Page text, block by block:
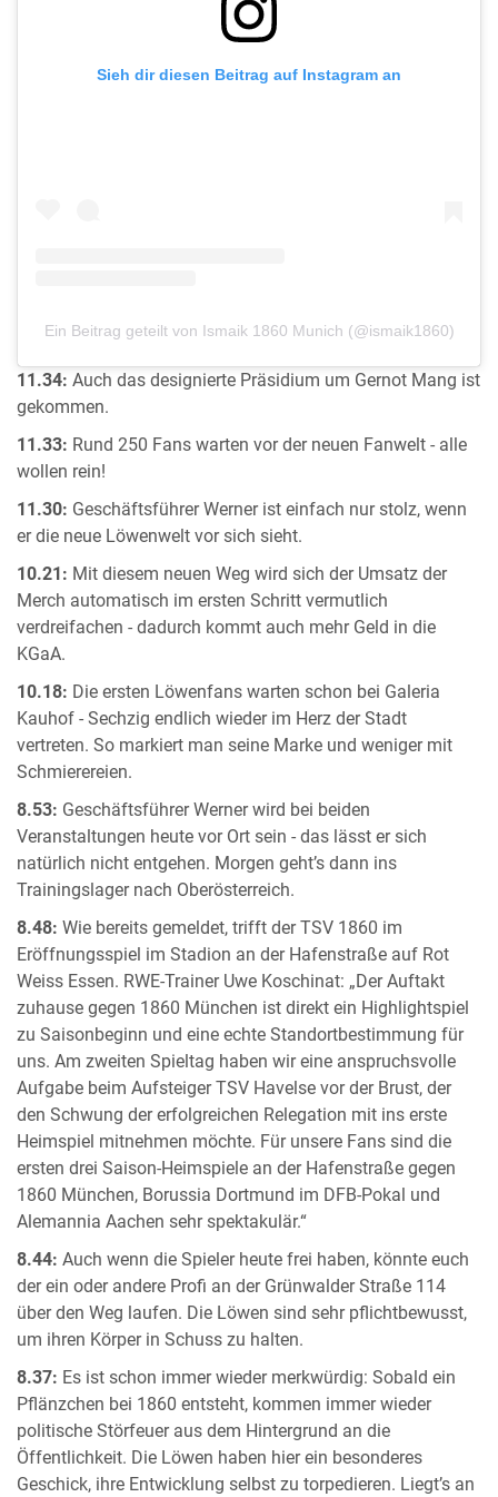
Sieh dir diesen Beitrag auf Instagram an
Ein Beitrag geteilt von Ismaik 1860 Munich (@ismaik1860)
11.34: Auch das designierte Präsidium um Gernot Mang ist
gekommen.
11.33: Rund 250 Fans warten vor der neuen Fanwelt - alle
wollen rein!
11.30: Geschäftsführer Werner ist einfach nur stolz, wenn
er die neue Löwenwelt vor sich sieht.
10.21: Mit diesem neuen Weg wird sich der Umsatz der
Merch automatisch im ersten Schritt vermutlich
verdreifachen - dadurch kommt auch mehr Geld in die
KGaA.
10.18: Die ersten Löwenfans warten schon bei Galeria
Kauhof - Sechzig endlich wieder im Herz der Stadt
vertreten. So markiert man seine Marke und weniger mit
Schmierereien.
8.53: Geschäftsführer Werner wird bei beiden
Veranstaltungen heute vor Ort sein - das lässt er sich
natürlich nicht entgehen. Morgen geht’s dann ins
Trainingslager nach Oberösterreich.
8.48: Wie bereits gemeldet, trifft der TSV 1860 im
Eröffnungsspiel im Stadion an der Hafenstraße auf Rot
Weiss Essen. RWE-Trainer Uwe Koschinat: „Der Auftakt
zuhause gegen 1860 München ist direkt ein Highlightspiel
zu Saisonbeginn und eine echte Standortbestimmung für
uns. Am zweiten Spieltag haben wir eine anspruchsvolle
Aufgabe beim Aufsteiger TSV Havelse vor der Brust, der
den Schwung der erfolgreichen Relegation mit ins erste
Heimspiel mitnehmen möchte. Für unsere Fans sind die
ersten drei Saison-Heimspiele an der Hafenstraße gegen
1860 München, Borussia Dortmund im DFB-Pokal und
Alemannia Aachen sehr spektakulär.“
8.44: Auch wenn die Spieler heute frei haben, könnte euch
der ein oder andere Profi an der Grünwalder Straße 114
über den Weg laufen. Die Löwen sind sehr pflichtbewusst,
um ihren Körper in Schuss zu halten.
8.37: Es ist schon immer wieder merkwürdig: Sobald ein
Pflänzchen bei 1860 entsteht, kommen immer wieder
politische Störfeuer aus dem Hintergrund an die
Öffentlichkeit. Die Löwen haben hier ein besonderes
Geschick, ihre Entwicklung selbst zu torpedieren. Liegt’s an